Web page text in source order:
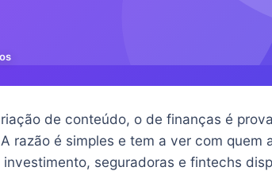
de conteúdo, o de finanças é
razão é simples e tem a ver com quem
seguradoras e fintechs